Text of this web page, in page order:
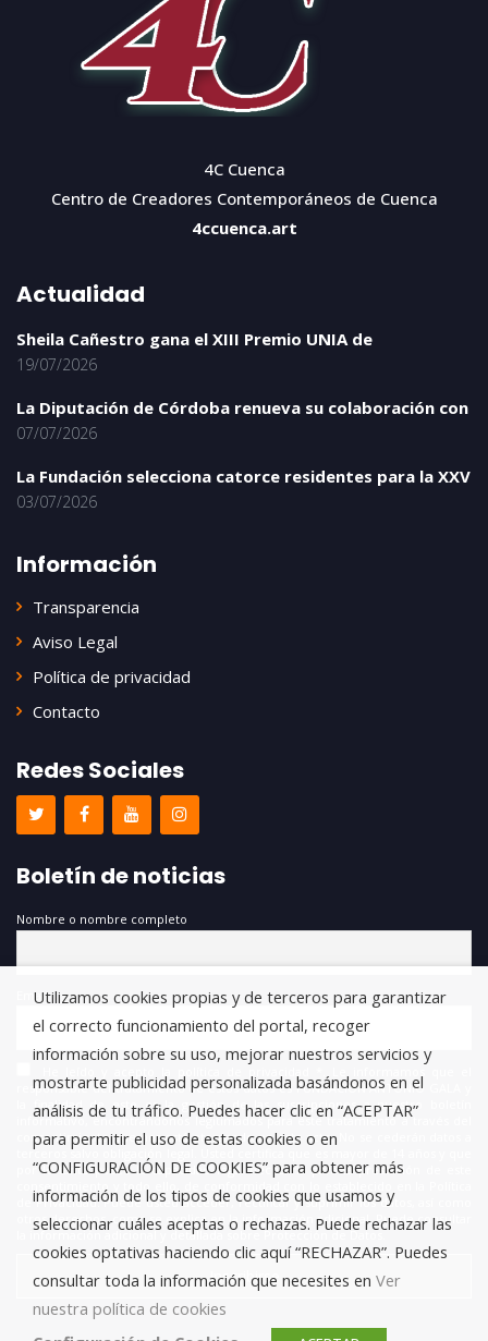
4C Cuenca
Centro de Creadores Contemporáneos de Cuenca
4ccuenca.art
Actualidad
Sheila Cañestro gana el XIII Premio UNIA de
19/07/2026
La Diputación de Córdoba renueva su colaboración con
07/07/2026
La Fundación selecciona catorce residentes para la XXV
03/07/2026
Información
Transparencia
Aviso Legal
Política de privacidad
Contacto
Redes Sociales
Boletín de noticias
Nombre o nombre completo
Email
responsable del tratamiento de estos datos es FUNDACIÓN ANTONIO GALA y
la finalidad de este es la gestión de las suscripciones a nuestro boletín
informativo, encontrándonos legitimados para este tratamiento a través del
consentimiento que nos está otorgando en este acto. No se cederán datos a
terceros salvo obligación legal. Usted certifica que es mayor de 14 años y que
por lo tanto posee la capacidad legal necesaria para la prestación de este
de Privacidad. Puede usted acceder, rectificar y suprimir los datos, así como
otros derechos, como se explica en la información adicional. Puede consultar
la información adicional y detallada sobre Protección de Datos.
Utilizamos cookies propias y de terceros para garantizar
el correcto funcionamiento del portal, recoger
información sobre su uso, mejorar nuestros servicios y
mostrarte publicidad personalizada basándonos en el
análisis de tu tráfico. Puedes hacer clic en “ACEPTAR”
para permitir el uso de estas cookies o en
“CONFIGURACIÓN DE COOKIES” para obtener más
información de los tipos de cookies que usamos y
seleccionar cuáles aceptas o rechazas. Puede rechazar las
cookies optativas haciendo clic aquí “RECHAZAR”. Puedes
consultar toda la información que necesites en Ver
nuestra política de cookies